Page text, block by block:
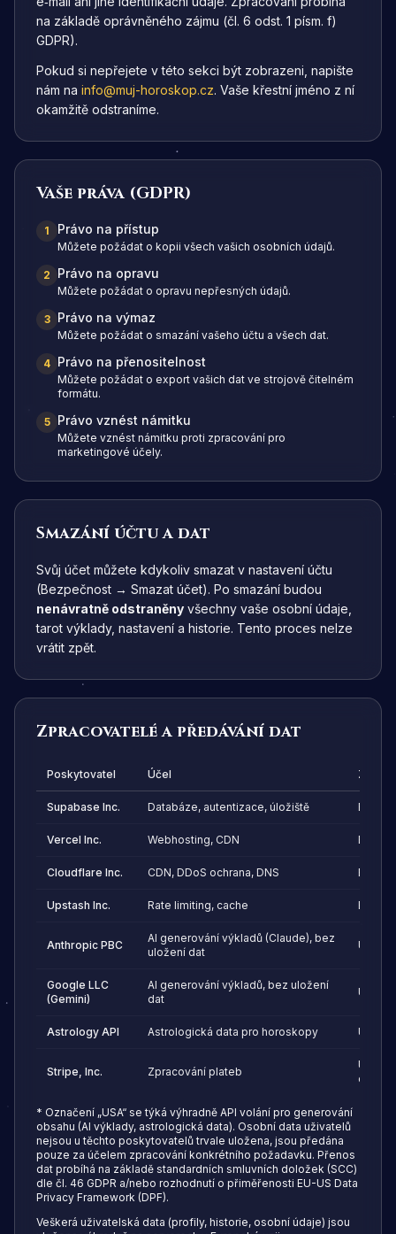
na základě oprávněného zájmu (čl. 6 odst. 1 písm. f)
GDPR).
Pokud si nepřejete v této sekci být zobrazeni, napište
nám na info@muj-horoskop.cz. Vaše křestní jméno z ní
okamžitě odstraníme.
Vaše práva (GDPR)
1 Právo na přístup
Můžete požádat o kopii všech vašich osobních údajů.
2 Právo na opravu
Můžete požádat o opravu nepřesných údajů.
3 Právo na výmaz
Můžete požádat o smazání vašeho účtu a všech dat.
4 Právo na přenositelnost
Můžete požádat o export vašich dat ve strojově čitelném
formátu.
5 Právo vznést námitku
Můžete vznést námitku proti zpracování pro
marketingové účely.
Smazání účtu a dat
Svůj účet můžete kdykoliv smazat v nastavení účtu
(Bezpečnost → Smazat účet). Po smazání budou
nenávratně odstraněny všechny vaše osobní údaje,
tarot výklady, nastavení a historie. Tento proces nelze
vrátit zpět.
Zpracovatelé a předávání dat
Poskytovatel Účel Země
Supabase Inc. Databáze, autentizace, úložiště EU
Vercel Inc. Webhosting, CDN EU
Cloudflare Inc. CDN, DDoS ochrana, DNS EU
Upstash Inc. Rate limiting, cache EU
Anthropic PBC
AI generování výkladů (Claude), bez
uložení dat
USA *
Google LLC
(Gemini)
AI generování výkladů, bez uložení
dat
USA *
Astrology API Astrologická data pro horoskopy USA *
Stripe, Inc. Zpracování plateb
USA
* Označení „USA“ se týká výhradně API volání pro generování
obsahu (AI výklady, astrologická data). Osobní data uživatelů
nejsou u těchto poskytovatelů trvale uložena, jsou předána
pouze za účelem zpracování konkrétního požadavku. Přenos
dat probíhá na základě standardních smluvních doložek (SCC)
dle čl. 46 GDPR a/nebo rozhodnutí o přiměřenosti EU-US Data
Privacy Framework (DPF).
Veškerá uživatelská data (profily, historie, osobní údaje) jsou